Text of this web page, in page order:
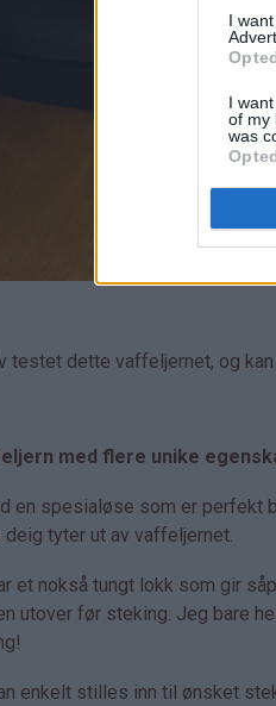
I
I
of my
was
testet dette vaffeljernet, og
med flere unike
en spesialøse som er perfekt
deig tyter ut av vaffeljernet.
et nokså tungt lokk som gir
utover før steking. Jeg bare
enkelt stilles inn til ønsket